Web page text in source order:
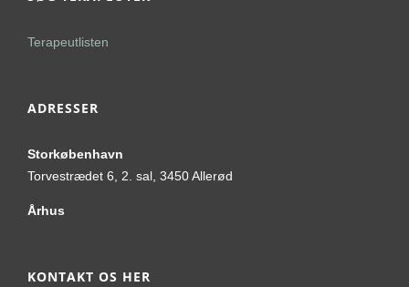
Terapeutlisten
ADRESSER
Storkøbenhavn
Torvestrædet 6, 2. sal, 3450 Allerød
Århus
KONTAKT OS HER